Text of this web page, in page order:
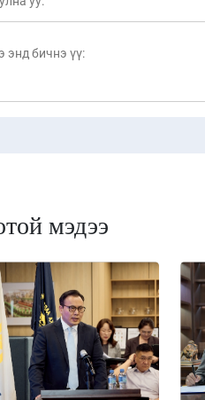
мэдээ